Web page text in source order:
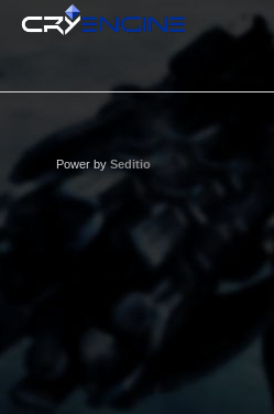
Power by Seditio